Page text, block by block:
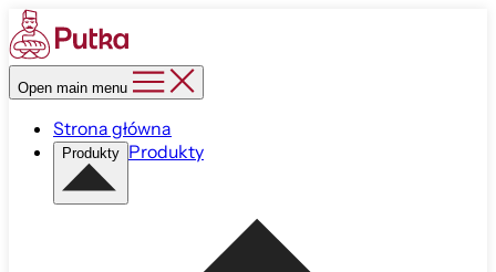
Open main menu
Strona główna
Produkty Produkty